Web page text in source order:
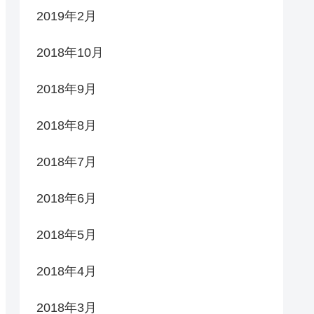
2019年2月
2018年10月
2018年9月
2018年8月
2018年7月
2018年6月
2018年5月
2018年4月
2018年3月